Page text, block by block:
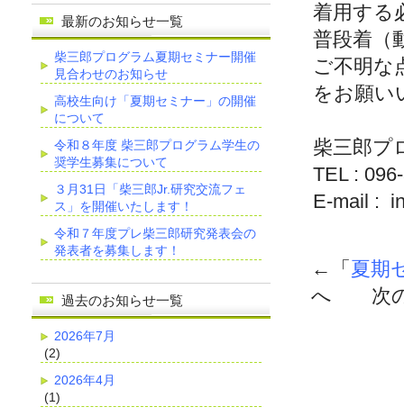
着用する
普段着（
ご不明な
をお願い
柴三郎プ
TEL :
E-mail :
←「 夏期
へ 次の
最新のお知らせ一覧
柴三郎プログラム夏期セミナー開催
見合わせのお知らせ
高校生向け「夏期セミナー」の開催
について
令和８年度 柴三郎プログラム学生の
奨学生募集について
３月31日「柴三郎Jr.研究交流フェ
ス」を開催いたします！
令和７年度プレ柴三郎研究発表会の
発表者を募集します！
過去のお知らせ一覧
2026年7月
(2)
2026年4月
(1)